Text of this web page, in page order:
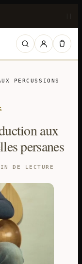
PERCUSSIONS
aux
persanes
DE LECTURE